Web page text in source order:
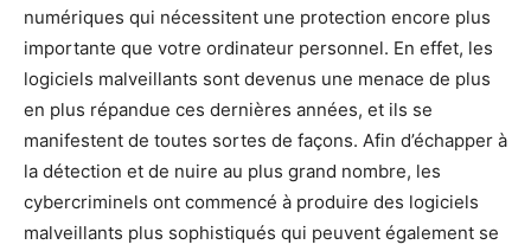
numériques qui nécessitent une protection encore plus
importante que votre ordinateur personnel. En effet, les
logiciels malveillants sont devenus une menace de plus
en plus répandue ces dernières années, et ils se
manifestent de toutes sortes de façons. Afin d’échapper à
la détection et de nuire au plus grand nombre, les
cybercriminels ont commencé à produire des logiciels
malveillants plus sophistiqués qui peuvent également se